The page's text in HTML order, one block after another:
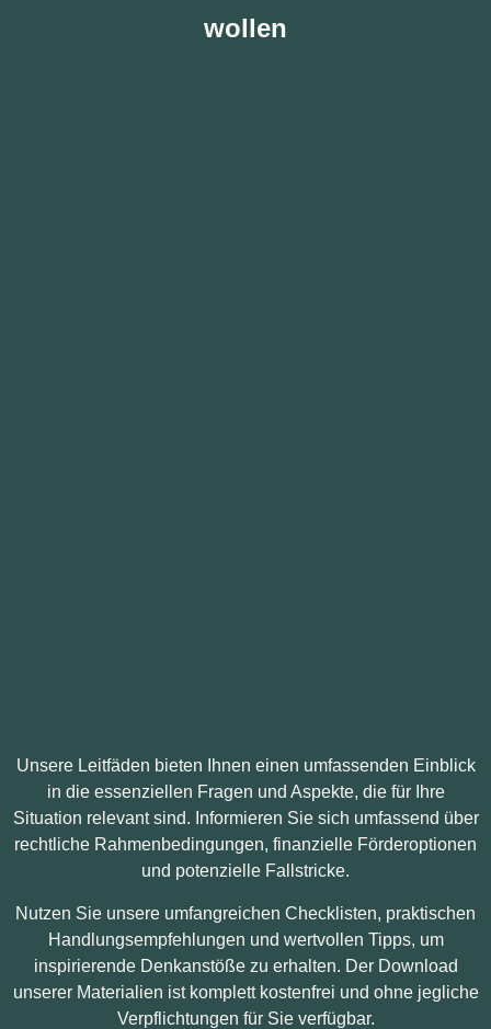
wollen
Unsere Leitfäden bieten Ihnen einen umfassenden Einblick
in die essenziellen Fragen und Aspekte, die für Ihre
Situation relevant sind. Informieren Sie sich umfassend über
rechtliche Rahmenbedingungen, finanzielle Förderoptionen
und potenzielle Fallstricke.
Nutzen Sie unsere umfangreichen Checklisten, praktischen
Handlungsempfehlungen und wertvollen Tipps, um
inspirierende Denkanstöße zu erhalten. Der Download
unserer Materialien ist komplett kostenfrei und ohne jegliche
Verpflichtungen für Sie verfügbar.